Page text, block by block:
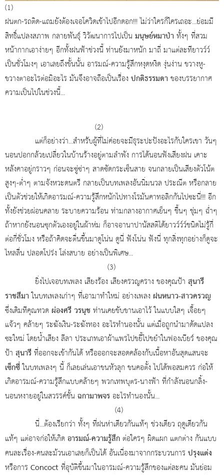
(1)
ฝนตก-รถติด-แถมยังต้องเจอโควิดเข้าไปอีกดอก!!! ไม่ว่าใครก็ใครเถอะ...ย่อมมี
สิทธิ์แปลงสภาพ กลายพันธุ์ วิวัฒนาการไปเป็นมนุษย์หมาป่า ทั้งๆ ที่สวม
หน้ากากเอาง่ายๆ อีกทั้งฝนฟ้าช่วงนี้ ท่านยังมาหนัก มาถี่ มาแต่ละทียาวว์ว์
เป็นชั่วโมงๆ เอาเลยถึงขั้นนั้น อารมณ์-ความรู้สึกหงุดหงิด งุ่นง่าน ขวางหู-
ขวางตาอะไรต่อมิอะไร มันจึงอาจถือเป็นเรื่อง ปกติธรรมดา ของบรรยากาศ
ความเป็นไปในช่วงนี้...
(2)
แต่ก็อย่างว่า...สำหรับผู้ที่ไม่ค่อยจะมีธุระปะปังอะไรกับใครเขา วันๆ
นอนปอกกล้วยเปลี่ยวในบ้านร้างอยู่ตามลำพัง การได้นอนฟังเสียงฝน เคาะ
หลังคาอยู่กราวๆ ก่อนจะซู่ซ่าๆ สาดซัดกระเซ็นสาย จนกลายเป็นเสียงตัวโน้ต
สูงๆ-ต่ำๆ ตามจังหวะดนตรี กลายเป็นบทเพลงอันนิ่มนวล ประณีต หรือกลาย
เป็นตัวช่วยให้เกิดอารมณ์-ความรู้สึกหนักไปทางโรมันคาทอลิกกันไปซะนี่!!! อีก
ทั้งยังช่วยผ่อนคลาย ระบายความร้อน ท่ามกลางอากาศเย็นๆ ชื้นๆ ชุ่มๆ ฉ่ำๆ
ถ้าหากยังนอนซุกตัวเองอยู่ในผ้าห่ม ก็อาจอานาปานัสสติได้ยาวว์ว์ว์ชนิดไม่รู้กี่
ต่อกี่ชั่วโมง หรือถ้าคิดจะตื่นขึ้นมาดูโน่น ดูนี่ ฟังโน่น ฟังนี่ ทุกสิ่งทุกอย่างก็ดูจะ
ไหลลื่น ปลอดโปร่ง โล่งสบาย อย่างเป็นพิเศษ...
(3)
ยิ่งไปเจอบทเพลง เสียงร้อง เสียงครวญคราง ของคุณป้า สุนารี
ราชสีมาในบทเพลงเก่าๆ ที่เอามาทำใหม่ อย่างเพลง ฝนหนาว-สาวครวญ
ซึ่งเดิมทีคุณทวดผ่องศรี วรนุช ท่านเคยขับขานเอาไว้ ในแบบใสๆ เจื้อยๆ
แจ้วๆ คล้ายๆ ระฆังเงิน-ระฆังทอง อะไรทำนองนั้น แต่เมื่อถูกนำมาดัดแปลง
ซะใหม่ โดยน้ำเสียง ลีลา ประเภทเอาผ้าแพรไปขยี้ไปขยำในฟองเบียร์ ของคุณ
ป้า สุนารีที่ออกจะเข้ากันได้ หรือออกจะสอดคล้องกับเนื้อหาอันสุดแสนจะ
เซ็กซี่ในบทเพลงๆ นี้ ก็เลยเล่นเอาขนหัวลุก ขนคอตั้ง ไปได้พอสมควร ก่อให้
เกิดอารมณ์-ความรู้สึกแบบคล้ายๆ พวกเทพบุตร-นางฟ้า ที่กำลังนอนกลิ้ง-
นอนหงายอยู่ในสวรรค์ชั้นฉกามาพจรอะไรทำนองนั้น...
(4)
นี่...ต้องเรียกว่า ทั้งๆ ที่ฝนห่าเดียวกันแท้ๆ ช่วงเดียว ฤดูเดียวกัน
แท้ๆ แต่อาจก่อให้เกิดอารมณ์-ความรู้สึกต่อใครๆ ผิดแผก แตกต่าง กันแบบ
คนละเรื่อง-คนละม้วนเอาเลยก็เป็นได้ อันเนื่องมาจากกระบวนการ ปรุงแต่ง
หรือการ Concoctที่อุบัติขึ้นมาในอารมณ์-ความรู้สึกของแต่ละคน มันย่อม